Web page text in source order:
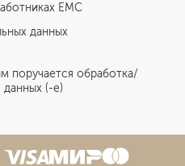
EMC
данных
поручается обработка/
(-е)